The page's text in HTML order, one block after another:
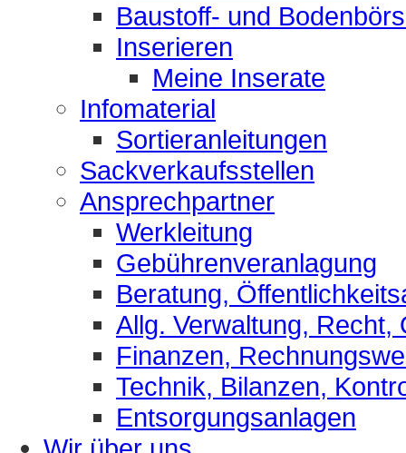
Baustoff- und
Inserieren
Meine Inserate
Infomaterial
Sortieranleitungen
Sackverkaufsstellen
Ansprechpartner
Werkleitung
Gebührenveranlagung
Beratung,
Allg. Verwaltung, Recht,
Finanzen,
Technik, Bilanzen,
Entsorgungsanlagen